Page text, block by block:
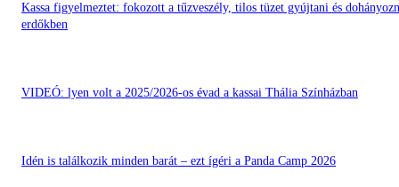
Kassa figyelmeztet: fokozott a tűzveszély, tilos tüzet gyújtani és
erdőkben
VIDEÓ: lyen volt a 2025/2026-os évad a kassai Thália Színházban
Idén is találkozik minden barát – ezt ígéri a Panda Camp 2026